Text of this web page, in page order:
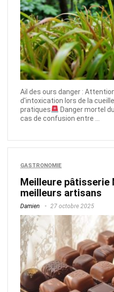
Ail des ours danger :
d'intoxication lors de la
pratiques
Danger mortel
cas de confusion entre ...
GASTRONOMIE
Meilleure pâtisserie
meilleurs artisans
Damien 27 octobre 2025